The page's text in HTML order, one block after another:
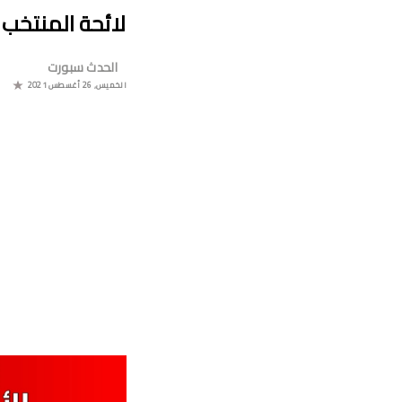
لائحة
الحدث سبورت
الخميس, 26 أغسطس 2021